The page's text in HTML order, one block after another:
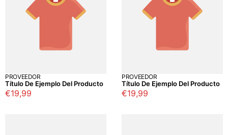
PROVEEDOR
Título De Ejemplo Del Producto
Precio
€19,99
PROVEEDOR
Título De Ejemplo Del Producto
Precio
€19,99